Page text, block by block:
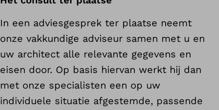
In een adviesgesprek ter plaatse neemt
onze vakkundige adviseur samen met u en
uw architect alle relevante gegevens en
eisen door. Op basis hiervan werkt hij dan
met onze specialisten een op uw
individuele situatie afgestemde, passende